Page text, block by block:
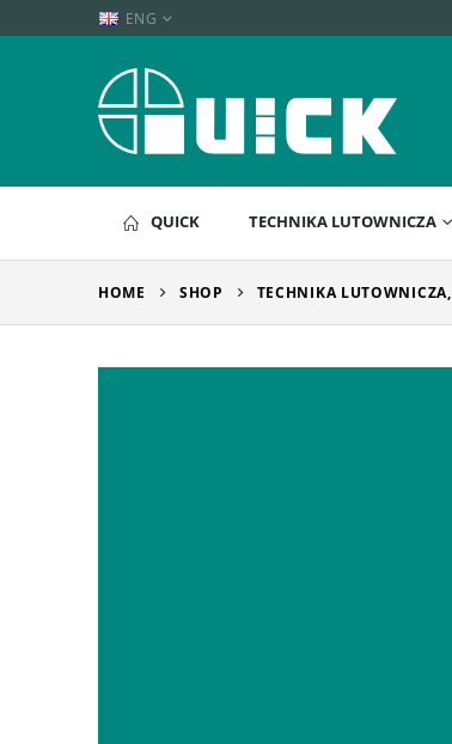
ENG
QUICK TECHNIKA LUTOWNICZA
HOME SHOP TECHNIKA LUTOWNICZA,